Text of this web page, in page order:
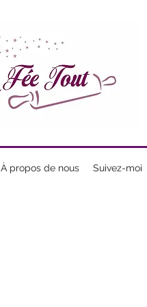
À propos de nous Suivez-moi